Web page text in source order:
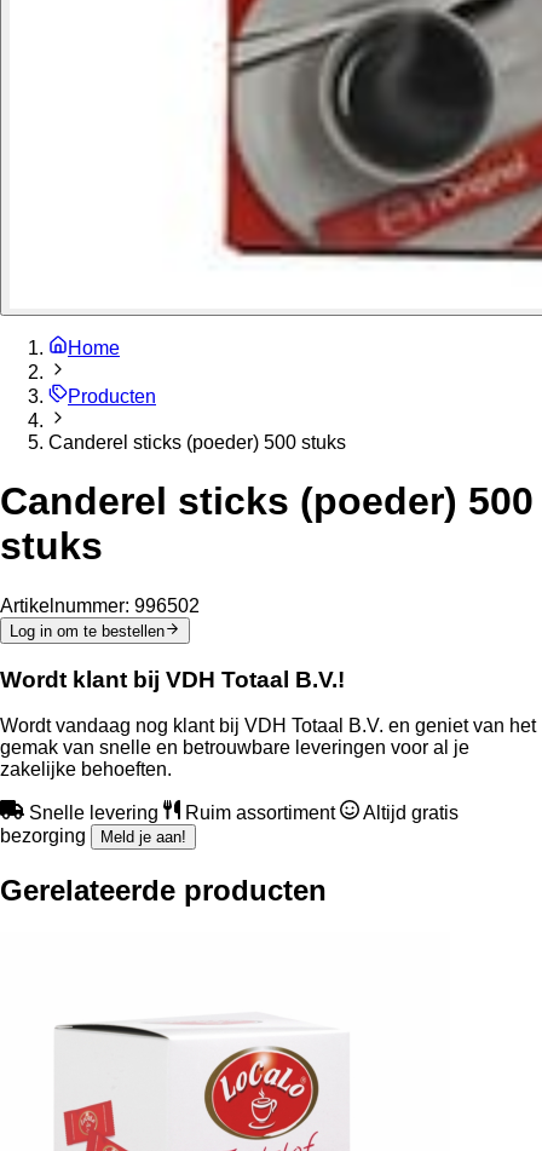
Home
Producten
Canderel sticks (poeder) 500 stuks
Canderel sticks (poeder) 500
stuks
Artikelnummer: 996502
Log in om te bestellen
Wordt klant bij VDH Totaal B.V.!
Wordt vandaag nog klant bij VDH Totaal B.V. en geniet van het
gemak van snelle en betrouwbare leveringen voor al je
zakelijke behoeften.
Snelle levering Ruim assortiment
Altijd gratis
bezorging
Meld je aan!
Gerelateerde producten